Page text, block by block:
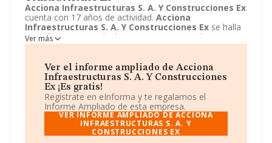
Acciona Infraestructuras S. A. Y Construcciones Ex
cuenta con 17 años de actividad. Acciona
Infraestructuras S. A. Y Construcciones Ex se halla
en Calle Antiga Senda d'en Senent, 11 - 5, Valencia,
Valencia. La empresa enmarca su principal actividad
n.c.o.p..Acciona Infraestructuras S. A. Y
Construcciones Extoma la forma jurídica de Unión
temporal de empresas.
Ver más
Ver el informe ampliado de Acciona
Infraestructuras S. A. Y Construcciones
Ex ¡Es gratis!
Regístrate en eInforma y te regalamos el
Informe Ampliado de esta empresa.
VER INFORME AMPLIADO DE ACCIONA
INFRAESTRUCTURAS S. A. Y
CONSTRUCCIONES EX